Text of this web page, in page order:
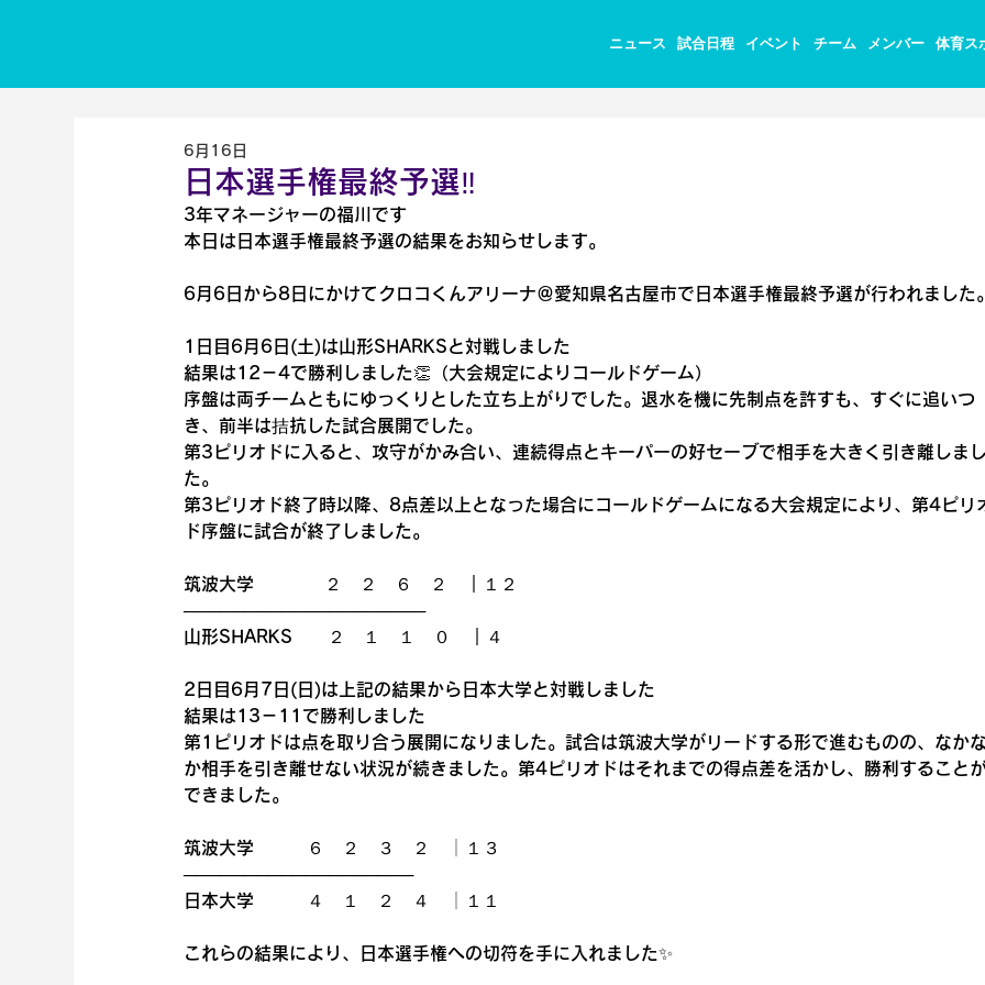
ニュース 試合日程 イベント チーム メンバー 体育ス
日本選手権最終予選‼️
6月16日
3年マネージャーの福川です
本日は日本選手権最終予選の結果をお知らせします。
6月6日から8日にかけてクロコくんアリーナ＠愛知県名古屋市で日本選手権最終予選が行われました。
1日目6月6日(土)は山形SHARKSと対戦しました
結果は12－4で勝利しました👏（大会規定によりコールドゲーム）
序盤は両チームともにゆっくりとした立ち上がりでした。退水を機に先制点を許すも、すぐに追いつ
き、前半は拮抗した試合展開でした。
第3ピリオドに入ると、攻守がかみ合い、連続得点とキーパーの好セーブで相手を大きく引き離しまし
た。
第3ピリオド終了時以降、8点差以上となった場合にコールドゲームになる大会規定により、第4ピリ
ド序盤に試合が終了しました。
筑波大学　　　　２　２　６　２　｜１２
────────────────────
山形SHARKS　　２　１　１　０　｜４
2日目6月7日(日)は上記の結果から日本大学と対戦しました
結果は13－11で勝利しました
第1ピリオドは点を取り合う展開になりました。試合は筑波大学がリードする形で進むものの、なかな
か相手を引き離せない状況が続きました。第4ピリオドはそれまでの得点差を活かし、勝利すること
できました。
筑波大学　　　６　２　３　２　│１３
───────────────────
日本大学　　　４　１　２　４　│１１
これらの結果により、日本選手権への切符を手に入れました✨